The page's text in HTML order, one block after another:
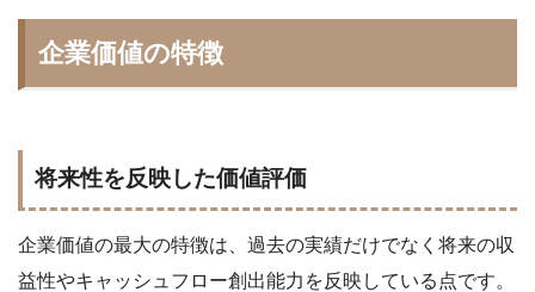
企業価値の特徴
将来性を反映した価値評価
企業価値の最大の特徴は、過去の実績だけでなく将来の収
益性やキャッシュフロー創出能力を反映している点です。